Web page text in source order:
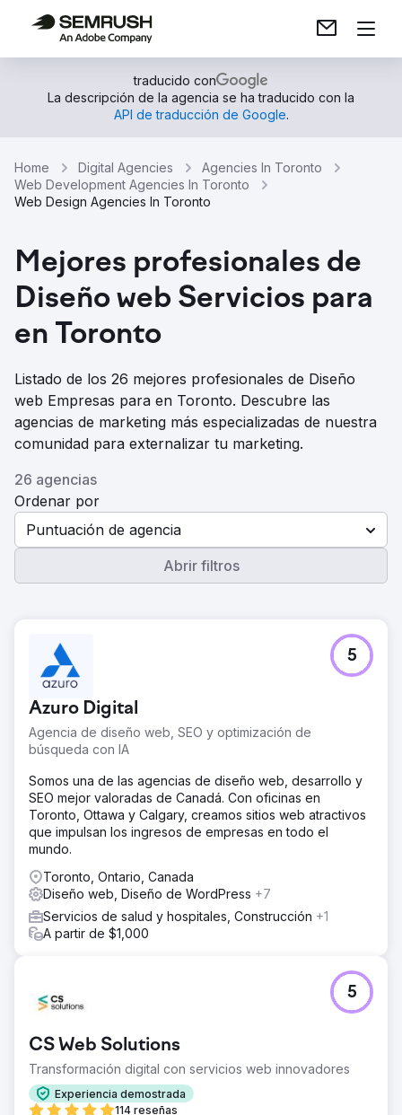
traducido con
La descripción de la agencia se ha traducido con la
API de traducción de Google.
Home Digital Agencies
Agencies In Toronto
Web Development Agencies In Toronto
Web Design Agencies In Toronto
Mejores profesionales de
Diseño web Servicios para
en Toronto
Listado de los 26 mejores profesionales de Diseño
web Empresas para en Toronto. Descubre las
agencias de marketing más especializadas de nuestra
comunidad para externalizar tu marketing.
26 agencias
Ordenar por
Puntuación de agencia
Abrir filtros
Azuro Digital
Agencia de diseño web, SEO y optimización de
búsqueda con IA
5
Somos una de las agencias de diseño web, desarrollo y
SEO mejor valoradas de Canadá. Con oficinas en
Toronto, Ottawa y Calgary, creamos sitios web atractivos
que impulsan los ingresos de empresas en todo el
mundo.
Toronto, Ontario, Canada
Diseño web, Diseño de WordPress +7
Servicios de salud y hospitales, Construcción +1
A partir de $1,000
CS Web Solutions
Transformación digital con servicios web innovadores
Experiencia demostrada
114 reseñas
5